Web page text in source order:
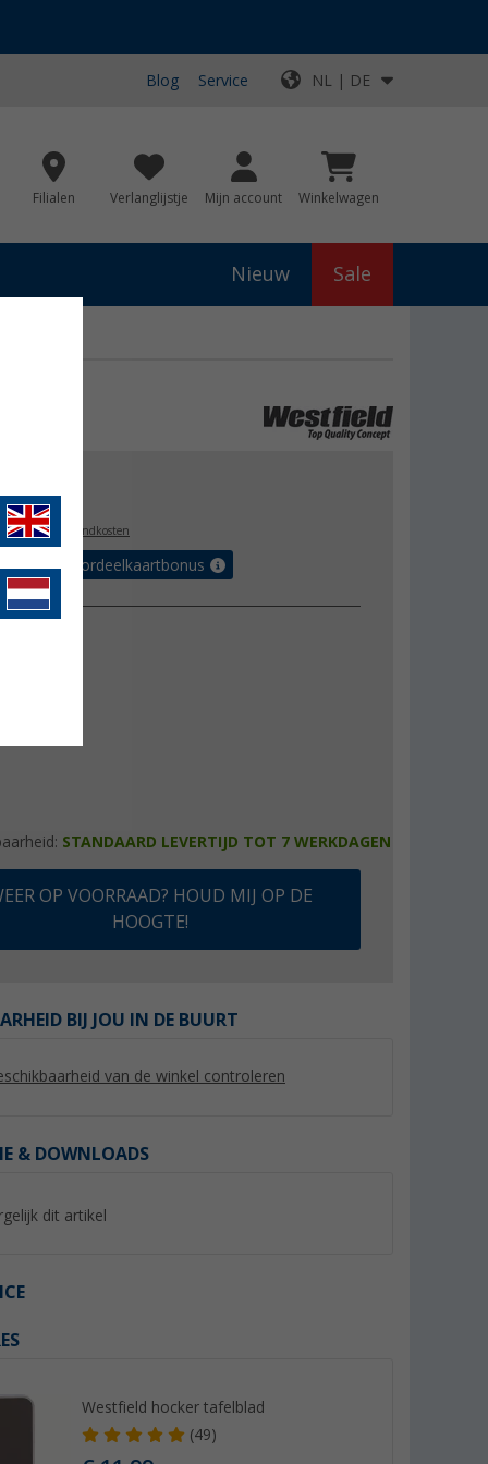
Blog Service NL | DE
Filialen Verlanglijstje Mijn account Winkelwagen
Nieuw Sale
plus verzendkosten
tot 5% voordeelkaartbonus
STANDAARD LEVERTIJD TOT 7 WERKDAGEN
OP VOORRAAD? HOUD MIJ OP DE
HOOGTE!
BIJ JOU IN DE BUURT
van de winkel controleren
& DOWNLOADS
dit artikel
Westfield hocker tafelblad
(49)